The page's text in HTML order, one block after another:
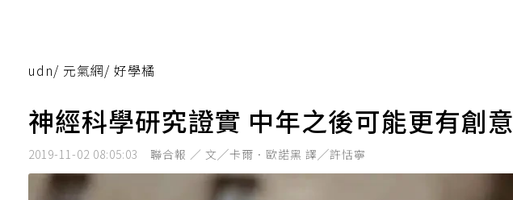
udn/ 元氣網/ 好學橘
神經科學研究證實 中年之後可能更有創意
2019-11-02 08:05:03 聯合報 ／ 文╱卡爾．歐諾黑 譯╱許恬寧